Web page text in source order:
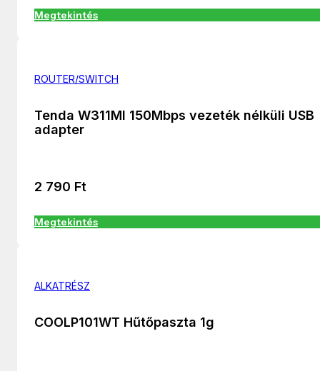
Megtekintés
ROUTER/SWITCH
Tenda W311MI 150Mbps vezeték nélküli USB
adapter
2 790 Ft
Megtekintés
ALKATRÉSZ
COOLP101WT Hűtőpaszta 1g